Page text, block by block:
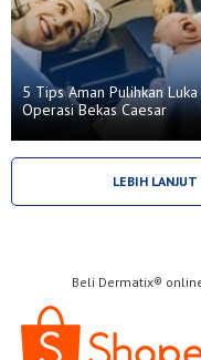
5 Tips Aman Pulihkan Luka
Operasi Bekas Caesar
LEBIH
Beli Dermatix®